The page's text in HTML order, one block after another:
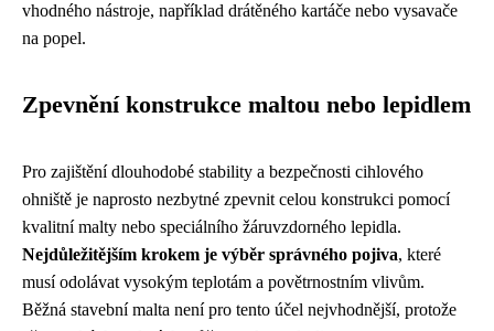
vhodného nástroje, například drátěného kartáče nebo vysavače
na popel.
Zpevnění konstrukce maltou nebo lepidlem
Pro zajištění dlouhodobé stability a bezpečnosti cihlového
ohniště je naprosto nezbytné zpevnit celou konstrukci pomocí
kvalitní malty nebo speciálního žáruvzdorného lepidla.
Nejdůležitějším krokem je výběr správného pojiva, které
musí odolávat vysokým teplotám a povětrnostním vlivům.
Běžná stavební malta není pro tento účel nejvhodnější, protože